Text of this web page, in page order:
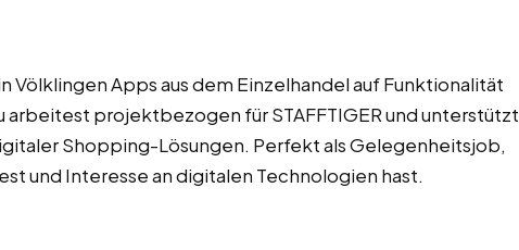
Völklingen Apps aus dem Einzelhandel auf Funktionalität
projektbezogen für STAFFTIGER und unterstützt
Shopping-Lösungen. Perfekt als Gelegenheitsjob,
und Interesse an digitalen Technologien hast.